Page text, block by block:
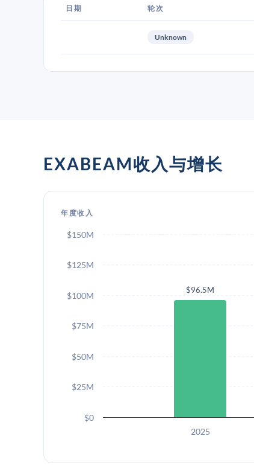
日期 轮次
Unknown
EXABEAM收入与增长
年度收入
$96.5M
2025
$0
$25M
$50M
$75M
$100M
$125M
$150M